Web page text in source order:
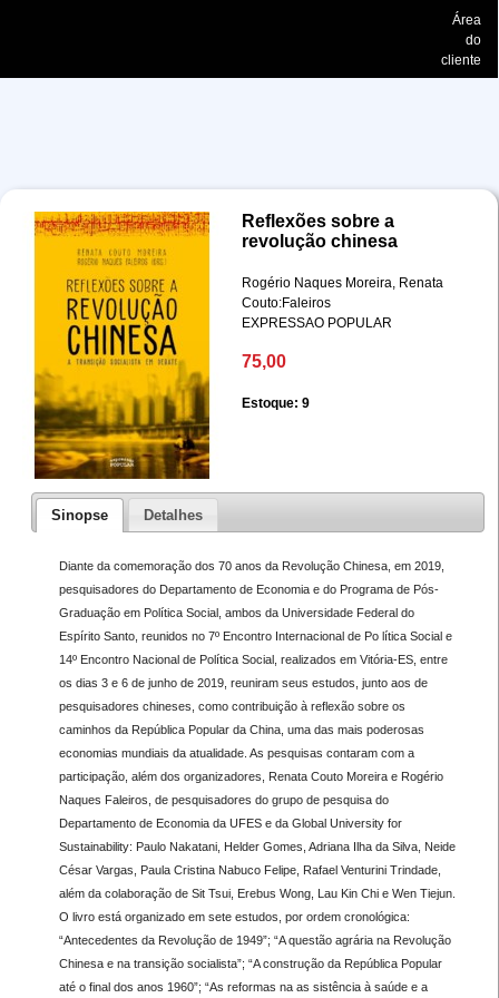
Área
do
cliente
Reflexões sobre a
revolução chinesa
Rogério Naques Moreira, Renata
Couto:Faleiros
EXPRESSAO POPULAR
75,00
Estoque: 9
Sinopse Detalhes
Diante da comemoração dos 70 anos da Revolução Chinesa, em 2019,
pesquisadores do Departamento de Economia e do Programa de Pós-
Graduação em Política Social, ambos da Universidade Federal do
Espírito Santo, reunidos no 7º Encontro Internacional de Po lítica Social e
14º Encontro Nacional de Política Social, realizados em Vitória-ES, entre
os dias 3 e 6 de junho de 2019, reuniram seus estudos, junto aos de
pesquisadores chineses, como contribuição à reflexão sobre os
caminhos da República Popular da China, uma das mais poderosas
economias mundiais da atualidade. As pesquisas contaram com a
participação, além dos organizadores, Renata Couto Moreira e Rogério
Naques Faleiros, de pesquisadores do grupo de pesquisa do
Departamento de Economia da UFES e da Global University for
Sustainability: Paulo Nakatani, Helder Gomes, Adriana Ilha da Silva, Neide
César Vargas, Paula Cristina Nabuco Felipe, Rafael Venturini Trindade,
além da colaboração de Sit Tsui, Erebus Wong, Lau Kin Chi e Wen Tiejun.
O livro está organizado em sete estudos, por ordem cronológica:
“Antecedentes da Revolução de 1949”; “A questão agrária na Revolução
Chinesa e na transição socialista”; “A construção da República Popular
até o final dos anos 1960”; “As reformas na as sistência à saúde e a